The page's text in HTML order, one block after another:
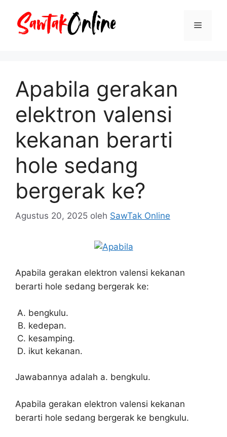
Menu
Apabila gerakan
elektron valensi
kekanan berarti
hole sedang
bergerak ke?
Agustus 20, 2025 oleh SawTak Online
Apabila gerakan elektron valensi kekanan
berarti hole sedang bergerak ke:
bengkulu.
kedepan.
kesamping.
ikut kekanan.
Jawabannya adalah a. bengkulu.
Apabila gerakan elektron valensi kekanan
berarti hole sedang bergerak ke bengkulu.